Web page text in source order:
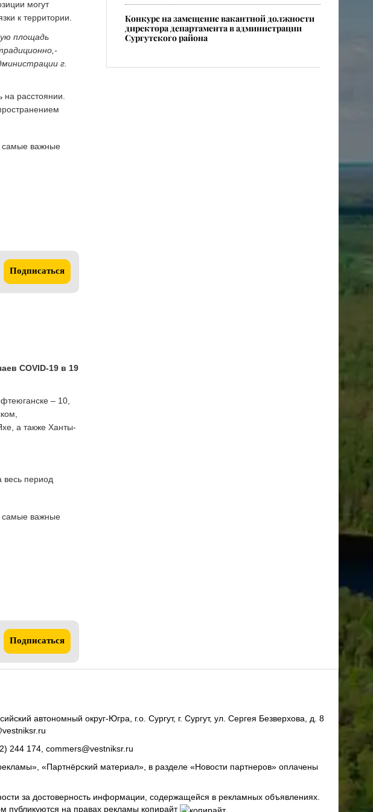
могут
к территории.
площадь
г.
расстоянии.
самые важные
Подписаться
COVID-19 в 19
– 10,
а также Ханты-
весь период
самые важные
Подписаться
Конкурс на замещение вакантной должности
директора департамента в администрации
Сургутского района
автономный округ-Югра, г.о. Сургут, г. Сургут, ул. Сергея Безверхова, д. 8
244 174, commers@vestniksr.ru
«Партнёрский материал», в разделе «Новости партнеров» оплачены
за достоверность информации, содержащейся в рекламных объявлениях.
публикуются на правах рекламы копирайт